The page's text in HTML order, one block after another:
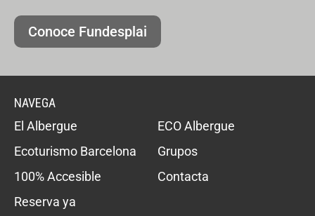
Conoce Fundesplai
NAVEGA
El Albergue
ECO Albergue
Ecoturismo Barcelona
Grupos
100% Accesible
Contacta
Reserva ya